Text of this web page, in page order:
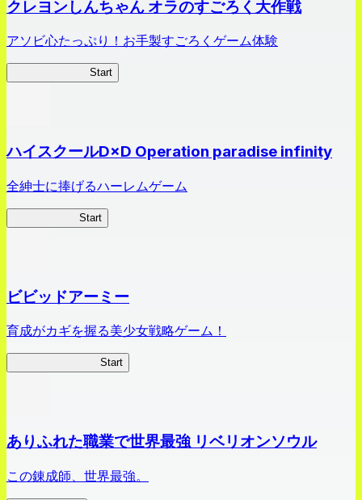
クレヨンしんちゃん オラのすごろく大作戦
アソビ心たっぷり！お手製すごろくゲーム体験
Start
ハイスクールD×D Operation paradise infinity
全紳士に捧げるハーレムゲーム
Start
ビビッドアーミー
育成がカギを握る美少女戦略ゲーム！
Start
ありふれた職業で世界最強 リベリオンソウル
この錬成師、世界最強。